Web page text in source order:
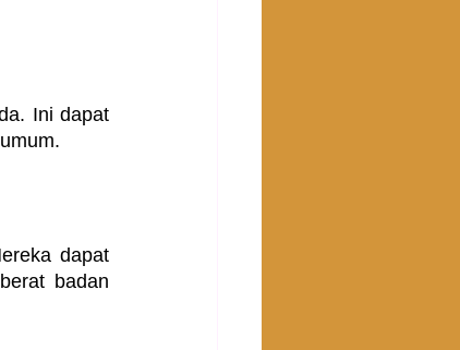
Ini dapat
dapat
badan